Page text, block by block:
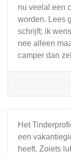
nu veelal een
worden. Lees
schrijft; ik
nee alleen
camper dan
Het
een
heeft. Zoiets